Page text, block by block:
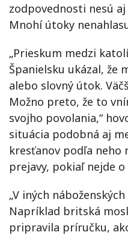
zodpovednosti nesú
Mnohí útoky
„Prieskum medzi
Španielsku ukázal, že
alebo slovný útok.
Možno preto, že to
svojho povolania,“
situácia podobná aj
kresťanov podľa neho
prejavy, pokiaľ nejde
„V iných
Napríklad britská
pripravila príručku,